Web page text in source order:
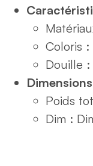
Coloris :
Douille :
Poids
Dim :